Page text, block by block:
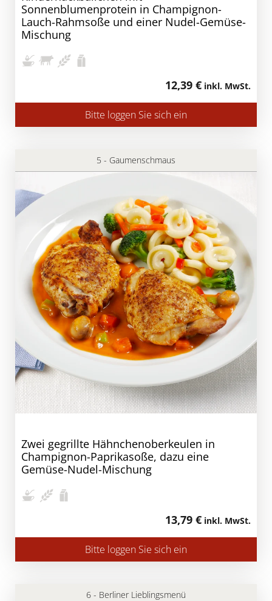
Sonnenblumenprotein in Champignon-
Lauch-Rahmsoße und einer Nudel-Gemüse-
Mischung
12,39 € inkl. MwSt.
Bitte loggen Sie sich ein
5 - Gaumenschmaus
Zwei gegrillte Hähnchenoberkeulen in
Champignon-Paprikasoße, dazu eine
Gemüse-Nudel-Mischung
13,79 € inkl. MwSt.
Bitte loggen Sie sich ein
6 - Berliner Lieblingsmenü